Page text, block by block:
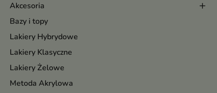
Akcesoria
Bazy i topy
Lakiery Hybrydowe
Lakiery Klasyczne
Lakiery Żelowe
Metoda Akrylowa